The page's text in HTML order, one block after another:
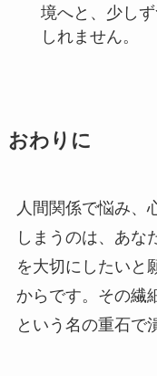
境へと、少し
しれません。
おわりに
人間関係で悩み、
しまうのは、あな
を大切にしたいと
からです。その繊
という名の重石で